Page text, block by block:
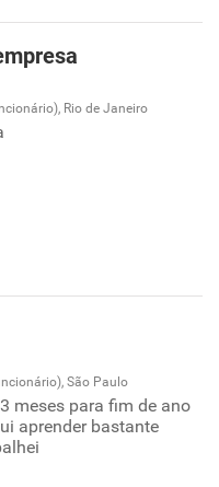
Rio de Janeiro
São Paulo
meses para fim de ano
aprender bastante